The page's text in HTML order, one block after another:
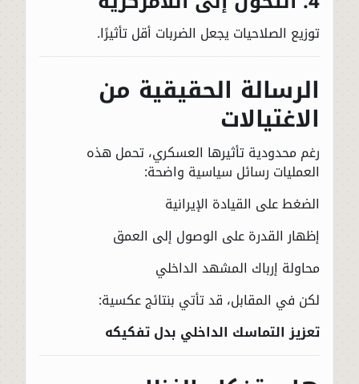
توزيع الصلاحيات يجعل الضربات أقل تأثيرًا.
الرسالة الحقيقية من
الاغتيالات
رغم محدودية تأثيرها العسكري، تحمل هذه
العمليات رسائل سياسية واضحة:
الضغط على القيادة الإيرانية
إظهار القدرة على الوصول إلى العمق
محاولة إرباك المشهد الداخلي
لكن في المقابل، قد تأتي بنتائج عكسية:
تعزيز التماسك الداخلي بدل تفكيكه